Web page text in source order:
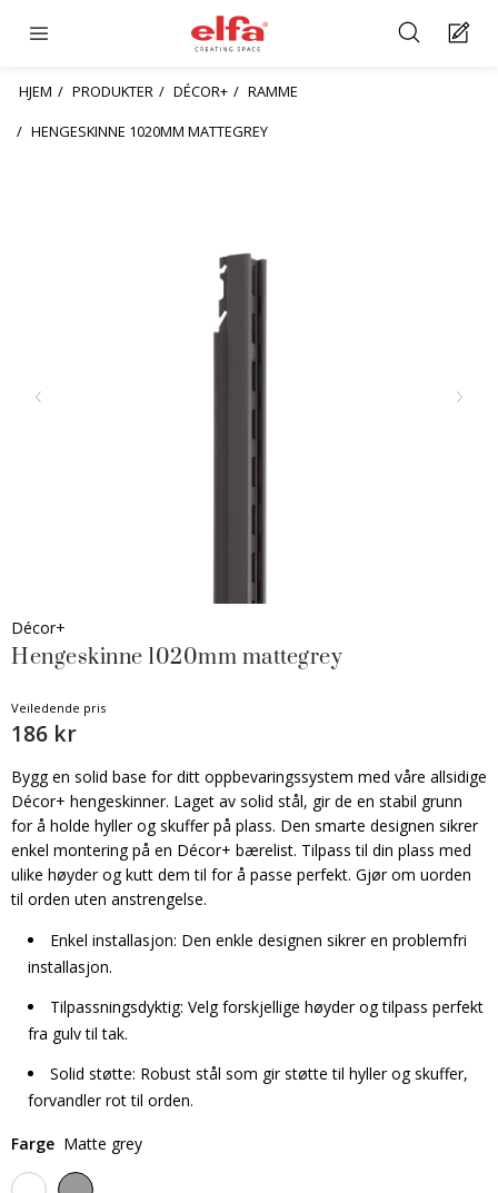
HJEM PRODUKTER DÉCOR+
RAMME
HENGESKINNE 1020MM MATTEGREY
Décor+
Hengeskinne 1020mm mattegrey
Veiledende pris
186 kr
Bygg en solid base for ditt oppbevaringssystem med våre allsidige
Décor+ hengeskinner. Laget av solid stål, gir de en stabil grunn
for å holde hyller og skuffer på plass. Den smarte designen sikrer
enkel montering på en Décor+ bærelist. Tilpass til din plass med
ulike høyder og kutt dem til for å passe perfekt. Gjør om uorden
til orden uten anstrengelse.
Enkel installasjon: Den enkle designen sikrer en problemfri
installasjon.
Tilpassningsdyktig: Velg forskjellige høyder og tilpass perfekt
fra gulv til tak.
Solid støtte: Robust stål som gir støtte til hyller og skuffer,
forvandler rot til orden.
Farge Matte grey